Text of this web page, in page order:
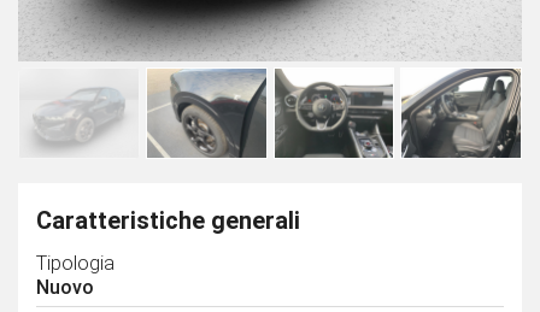
Caratteristiche generali
Tipologia
Nuovo